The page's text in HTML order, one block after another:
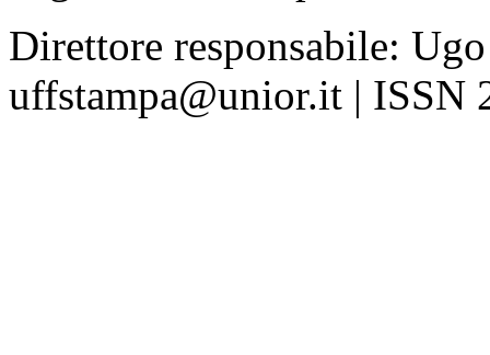
Direttore responsabile:
uffstampa@unior.it | ISSN